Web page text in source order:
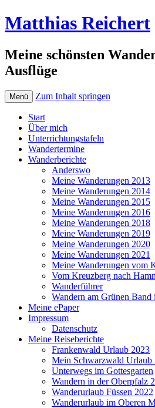
Matthias Reichert
Meine schönsten
Ausflüge
Menü Zum Inhalt springen
Start
Über mich
Unterrichtungstafeln
Wandertermine
Wanderberichte
Anderswo
Meine Wanderungen 2013
Meine Wanderungen 2014
Meine Wanderungen 2015
Meine Wanderungen 2016
Meine Wanderungen 2018
Meine Wanderungen 2019
Meine Wanderungen 2020
Meine Wanderungen 2021
Meine Wanderungen vom
Vom Kreuzberg nach
Wanderführer
Wandern am Grünen
Meine ePaper
Impressum
Datenschutz
Meine Reiseberichte
Frankenwald Urlaub 2023
Mein Schwarzwald Urlaub
Unterwegs im Gottesgarten
Wandern in der Oberpfalz
Wanderurlaub Füssen 2022
Wanderurlaub im Oberen